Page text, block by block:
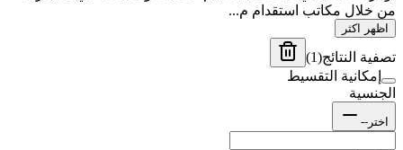
من خلال مكاتب استقدام م...
اظهر اكثر
تصفية النتائج(
1
)
إمكانية التقسيط
الجنسية
اختر--